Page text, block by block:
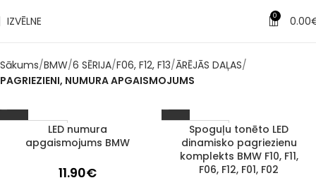
IZVĒLNE 0 0.00
Sākums BMW 6 SĒRIJA F06, F12, F13 ĀRĒJĀS DAĻAS
PAGRIEZIENI, NUMURA APGAISMOJUMS
1–3 d. d.LED numura
apgaismojums BMW
11.90€
1–3 d. d.
Spoguļu tonēto LED
dinamisko pagriezienu
komplekts BMW F10, F11,
F06, F12, F01, F02